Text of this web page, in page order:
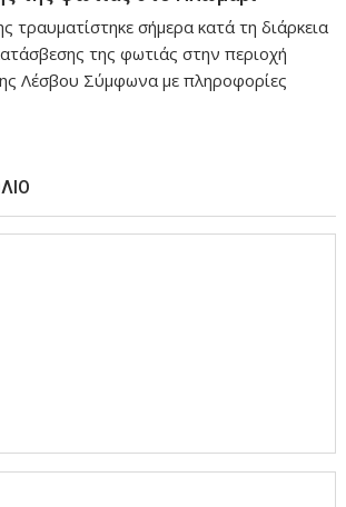
τραυματίστηκε σήμερα κατά τη διάρκεια
της φωτιάς στην περιοχή
Λέσβου Σύμφωνα με πληροφορίες